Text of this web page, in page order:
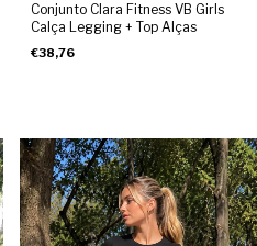
Conjunto Clara Fitness VB Girls
Calça Legging + Top Alças
€38,76